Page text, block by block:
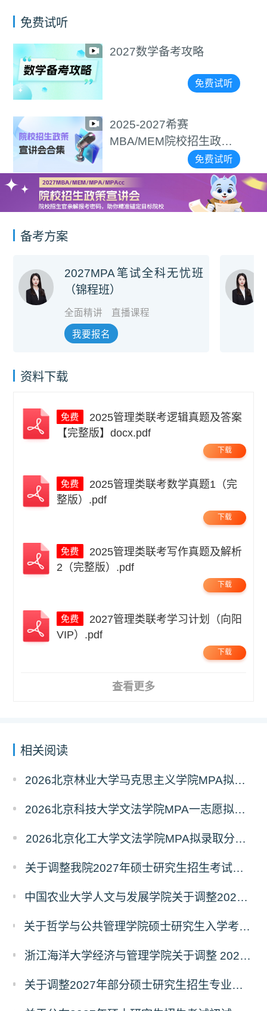
免费试听
2027数学备考攻略
免费试听
2025-2027希赛
MBA/MEM院校招生政策
免费试听
备考方案
2027MPA笔试全科无忧班
（锦程班）
全面精讲 直播课程
我要报名
资料下载
【完整版】docx.pdf
下载
整版）.pdf
下载
2（完整版）.pdf
下载
VIP）.pdf
下载
查看更多
相关阅读
2026北京林业大学马克思主义学院MPA拟录取分析解读
2026北京科技大学文法学院MPA一志愿拟录取分析解读
2026北京化工大学文法学院MPA拟录取分析解读
关于调整我院2027年硕士研究生招生考试科目及参考书的通知
中国农业大学人文与发展学院关于调整2027年硕士研究生招生考试初试科目的通知
关于哲学与公共管理学院硕士研究生入学考试（初试） 考试科目及参考书目变更的通知（二）
浙江海洋大学经济与管理学院关于调整 2027年硕士研究生招生考试初试科目的公告
关于调整2027年部分硕士研究生招生专业初试考试科目的公告（持续更新中）